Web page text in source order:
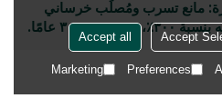
مانع تسرب ومُصلِّب خرساني
حتى ٣٠ عامًا.
Accept
Accept all
Preferences
Marketing